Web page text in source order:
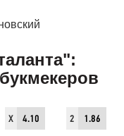
X 4.10 2 1.86